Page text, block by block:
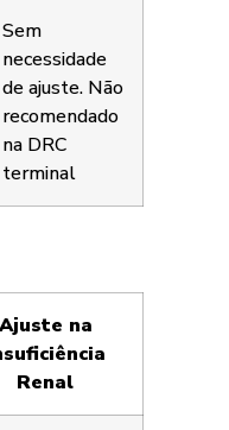
Sem
necessidade
de ajuste. Não
recomendado
na DRC
terminal
na
Renal